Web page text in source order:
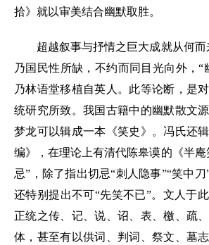
拾》就以审美结合幽默取胜。
超越叙事与抒情之巨大成就从何而
乃国民性所缺，不约而同目光向外，“
乃林语堂移植自英人。此等论断，是
统研究所致。我国古籍中的幽默散文
梦龙可以辑成一本《笑史》。冯氏还
编》，在理论上有清代陈皋谟的《半
忌”，除了指出切忌“刺人隐事”“笑中刀
还特别提出不可“先笑不已”。文人于
正统之传、记、说、诏、表、檄、疏
体，甚至有以供词、判词、祭文、墓